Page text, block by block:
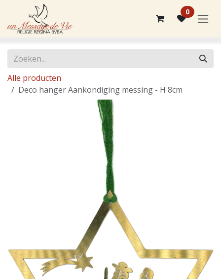
Overslaan naar inhoud
0
Alle producten
Deco hanger Aankondiging messing - H 8cm